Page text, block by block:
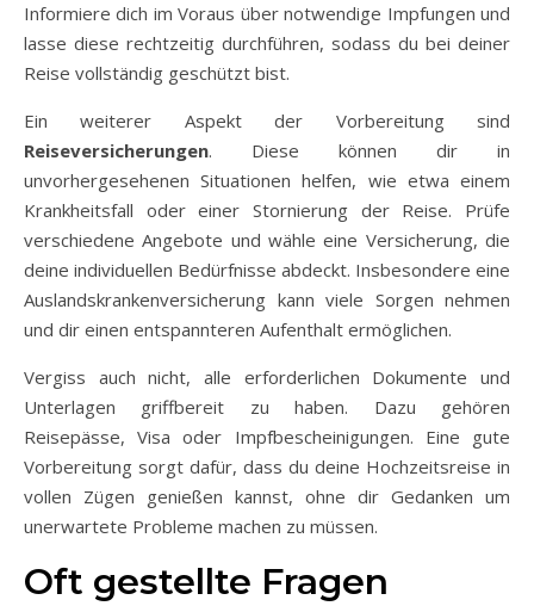
Informiere dich im Voraus über notwendige Impfungen und
lasse diese rechtzeitig durchführen, sodass du bei deiner
Reise vollständig geschützt bist.
Ein weiterer Aspekt der Vorbereitung sind
Reiseversicherungen. Diese können dir in
unvorhergesehenen Situationen helfen, wie etwa einem
Krankheitsfall oder einer Stornierung der Reise. Prüfe
verschiedene Angebote und wähle eine Versicherung, die
deine individuellen Bedürfnisse abdeckt. Insbesondere eine
Auslandskrankenversicherung kann viele Sorgen nehmen
und dir einen entspannteren Aufenthalt ermöglichen.
Vergiss auch nicht, alle erforderlichen Dokumente und
Unterlagen griffbereit zu haben. Dazu gehören
Reisepässe, Visa oder Impfbescheinigungen. Eine gute
Vorbereitung sorgt dafür, dass du deine Hochzeitsreise in
vollen Zügen genießen kannst, ohne dir Gedanken um
unerwartete Probleme machen zu müssen.
Oft gestellte Fragen